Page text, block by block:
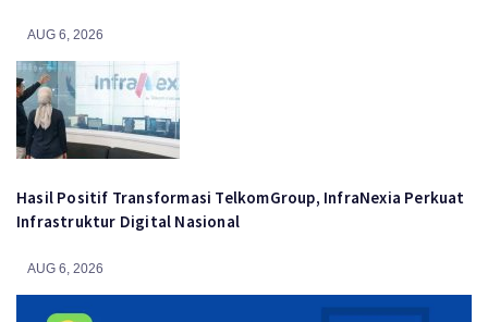
AUG 6, 2026
Hasil Positif Transformasi TelkomGroup, InfraNexia Perkuat
Infrastruktur Digital Nasional
AUG 6, 2026